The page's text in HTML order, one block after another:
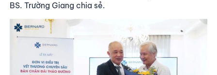
BS. Trường Giang chia sẻ.